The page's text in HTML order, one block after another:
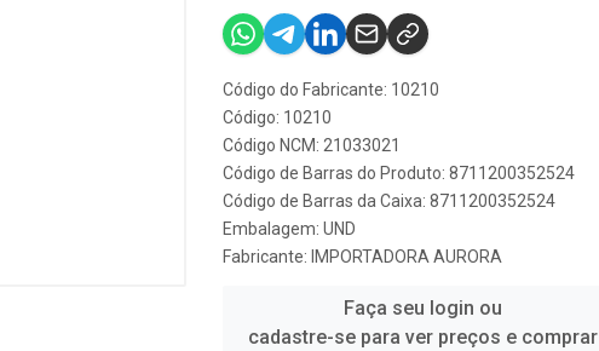
Código do Fabricante: 10210
Código: 10210
Código NCM: 21033021
Código de Barras do Produto: 8711200352524
Código de Barras da Caixa: 8711200352524
Embalagem: UND
Fabricante: IMPORTADORA AURORA
Faça seu login ou
cadastre-se para ver preços e comprar